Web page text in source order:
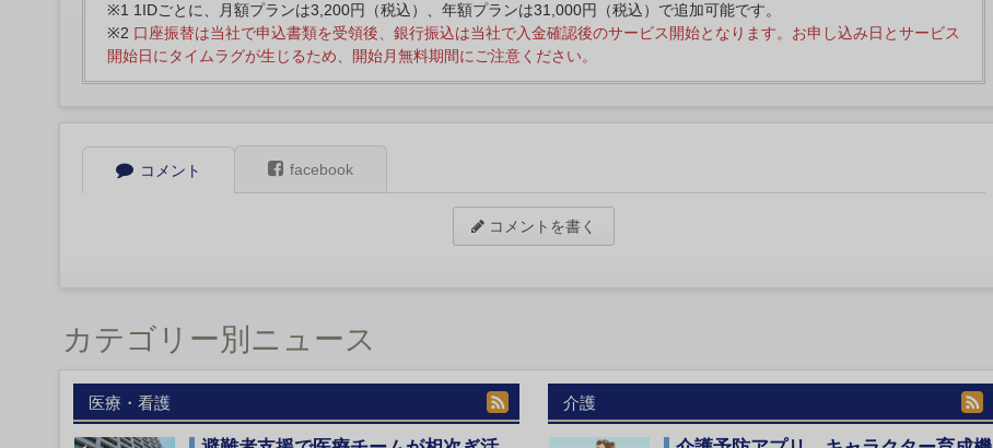
※1 1IDごとに、月額プランは3,200円（税込）、年額プランは31,000円（税込）で追加可能です。
※2 口座振替は当社で申込書類を受領後、銀行振込は当社で入金確認後のサービス開始となります。お申し込み日とサービス
開始日にタイムラグが生じるため、開始月無料期間にご注意ください。
コメント facebook
コメントを書く
カテゴリー別ニュース
医療・看護 介護